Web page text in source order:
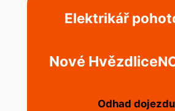
Elektrikář
Nové Hvězdlice
Odhad